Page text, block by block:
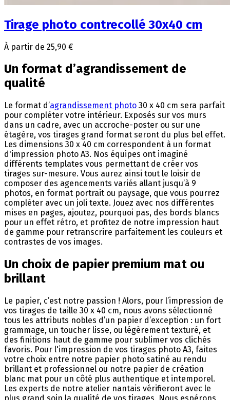
Tirage photo contrecollé 30x40 cm
À partir de 25,90 €
Un format d’agrandissement de
qualité
Le format d’agrandissement photo 30 x 40 cm sera parfait
pour compléter votre intérieur. Exposés sur vos murs
dans un cadre, avec un accroche-poster ou sur une
étagère, vos tirages grand format seront du plus bel effet.
Les dimensions 30 x 40 cm correspondent à un format
d'impression photo A3. Nos équipes ont imaginé
différents templates vous permettant de créer vos
tirages sur-mesure. Vous aurez ainsi tout le loisir de
composer des agencements variés allant jusqu’à 9
photos, en format portrait ou paysage, que vous pourrez
compléter avec un joli texte. Jouez avec nos différentes
mises en pages, ajoutez, pourquoi pas, des bords blancs
pour un effet rétro, et profitez de notre impression haut
de gamme pour retranscrire parfaitement les couleurs et
contrastes de vos images.
Un choix de papier premium mat ou
brillant
Le papier, c’est notre passion ! Alors, pour l’impression de
vos tirages de taille 30 x 40 cm, nous avons sélectionné
tous les attributs nobles d’un papier d’exception : un fort
grammage, un toucher lisse, ou légèrement texturé, et
des finitions haut de gamme pour sublimer vos clichés
favoris. Pour l'impression de vos tirages photo A3, faites
votre choix entre notre papier photo satiné au rendu
brillant et professionnel ou notre papier de création
blanc mat pour un côté plus authentique et intemporel.
Les experts de notre atelier nantais vérifieront avec le